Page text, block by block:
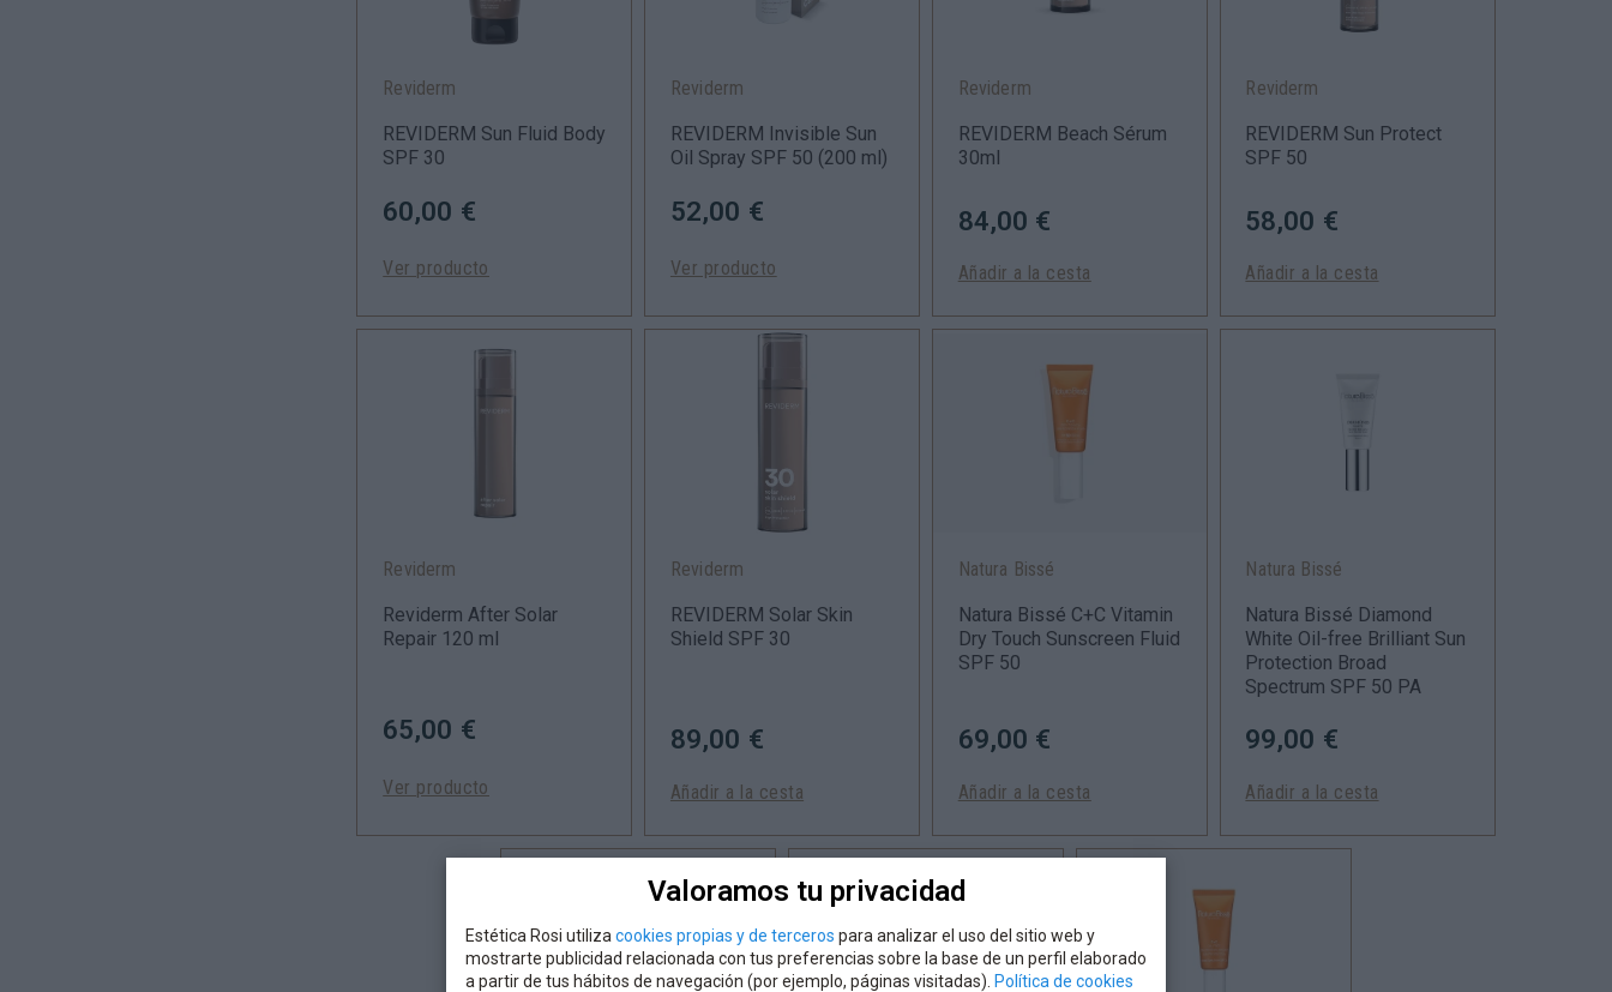
Reviderm
REVIDERM Sun Fluid Body
SPF 30
Ver producto
Reviderm
REVIDERM Invisible Sun
Oil Spray SPF 50 (200 ml)
Ver producto
Reviderm
REVIDERM Beach Sérum
30ml
Añadir a la cesta
Reviderm
REVIDERM Sun Protect
SPF 50
Añadir a la cesta
Reviderm
Reviderm After Solar
Repair 120 ml
Ver producto
Reviderm
REVIDERM Solar Skin
Shield SPF 30
Añadir a la cesta
Natura Bissé
Natura Bissé C+C Vitamin
Dry Touch Sunscreen Fluid
SPF 50
Añadir a la cesta
Natura Bissé
Natura Bissé Diamond
White Oil-free Brilliant Sun
Protection Broad
Spectrum SPF 50 PA
Añadir a la cesta
Valoramos tu privacidad
Estética Rosi utiliza cookies propias y de terceros para analizar el uso del sitio web y
mostrarte publicidad relacionada con tus preferencias sobre la base de un perfil elaborado
a partir de tus hábitos de navegación (por ejemplo, páginas visitadas). Política de cookies